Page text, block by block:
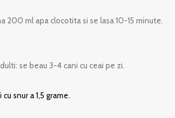
200 ml apa clocotita si se lasa 10-15 minute.
se beau 3-4 cani cu ceai pe zi.
snur a 1,5 grame.